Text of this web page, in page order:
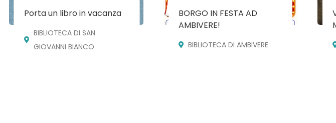
Porta un libro in vacanza
BIBLIOTECA DI SAN
GIOVANNI BIANCO
BORGO IN FESTA AD
AMBIVERE!
BIBLIOTECA DI AMBIVERE